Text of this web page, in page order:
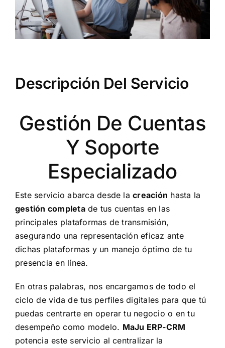
Descripción Del Servicio
Gestión De Cuentas
Y Soporte
Especializado
Este servicio abarca desde lacreación hasta la
gestión completade tus cuentas en las
principales plataformas de transmisión,
asegurando una representación eficaz ante
dichas plataformas y un manejo óptimo de tu
presencia en línea.
En otras palabras, nos encargamos de todo el
ciclo de vida de tus perfiles digitales para que tú
puedas centrarte en operar tu negocio o en tu
desempeño como modelo. MaJu ERP-CRM
potencia este servicio al centralizar la